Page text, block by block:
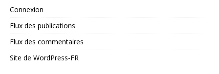
Connexion
Flux des publications
Flux des commentaires
Site de WordPress-FR